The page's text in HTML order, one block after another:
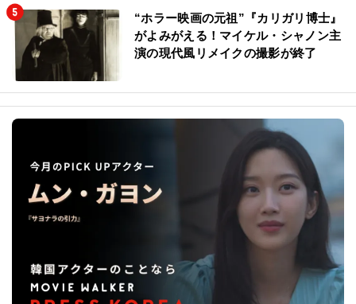
“ホラー映画の元祖”『カリガリ博士』
がよみがえる！マイケル・シャノン主
演の現代風リメイクの撮影が終了